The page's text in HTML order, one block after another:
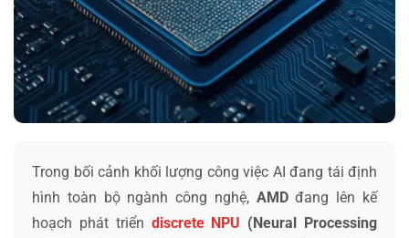
Trong bối cảnh khối lượng công việc AI đang tái định
hình toàn bộ ngành công nghệ, AMDđang lên kế
hoạch phát triển discrete NPU (Neural Processing